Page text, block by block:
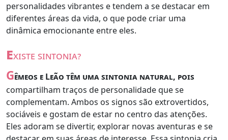
personalidades vibrantes e tendem a se destacar em
diferentes áreas da vida, o que pode criar uma
dinâmica emocionante entre eles.
existe sintonia?
Gêmeos e Leão têm uma sintonia natural, pois
compartilham traços de personalidade que se
complementam. Ambos os signos são extrovertidos,
sociáveis e gostam de estar no centro das atenções.
Eles adoram se divertir, explorar novas aventuras e se